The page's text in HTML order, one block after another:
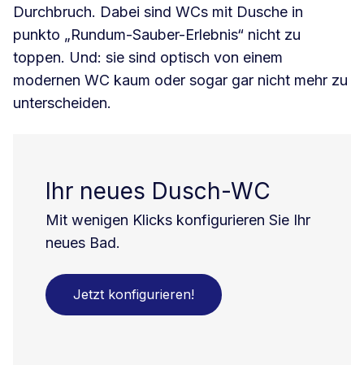
Durchbruch. Dabei sind WCs mit Dusche in
punkto „Rundum-Sauber-Erlebnis“ nicht zu
toppen. Und: sie sind optisch von einem
modernen WC kaum oder sogar gar nicht mehr zu
unterscheiden.
Ihr neues Dusch-WC
Mit wenigen Klicks konfigurieren Sie Ihr
neues Bad.
Jetzt konfigurieren!